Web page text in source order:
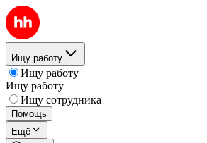
Ищу работу
Ищу работу
Ищу работу
Ищу сотрудника
Помощь
Ещё